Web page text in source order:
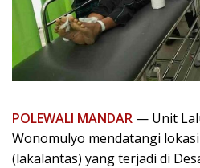
POLEWALI MANDAR — Unit
Wonomulyo mendatangi
(lakalantas) yang terjadi di